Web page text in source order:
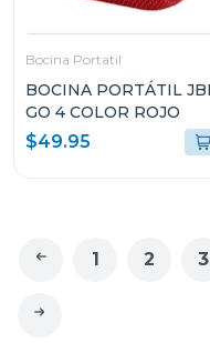
Bocina Portatil
BOCINA PORTÁTIL
GO 4 COLOR ROJO
$49.95
1 2 3